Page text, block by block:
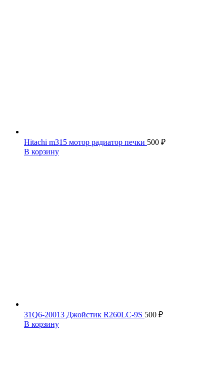
Hitachi m315 мотор радиатор печки 500 ₽
В корзину
31Q6-20013 Джойстик R260LC-9S 500 ₽
В корзину